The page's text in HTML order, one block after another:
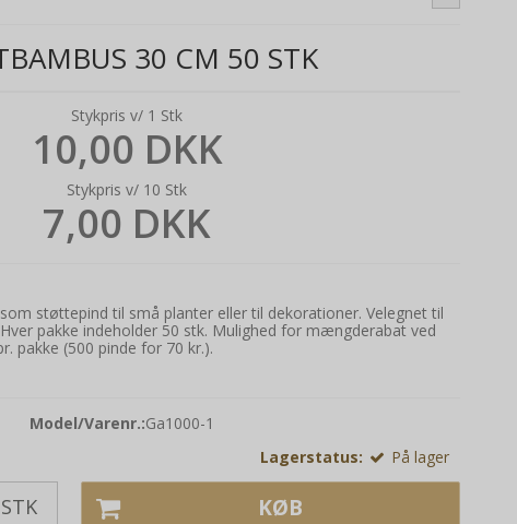
30 CM 50 STK
Stykpris v/ 1 Stk
10,00 DKK
Stykpris v/ 10 Stk
7,00 DKK
støttepind til små planter eller til dekorationer. Velegnet til
pakke indeholder 50 stk. Mulighed for mængderabat ved
pakke (500 pinde for 70 kr.).
Model/Varenr.:Ga1000-1
Lagerstatus:
På lager
STK KØB